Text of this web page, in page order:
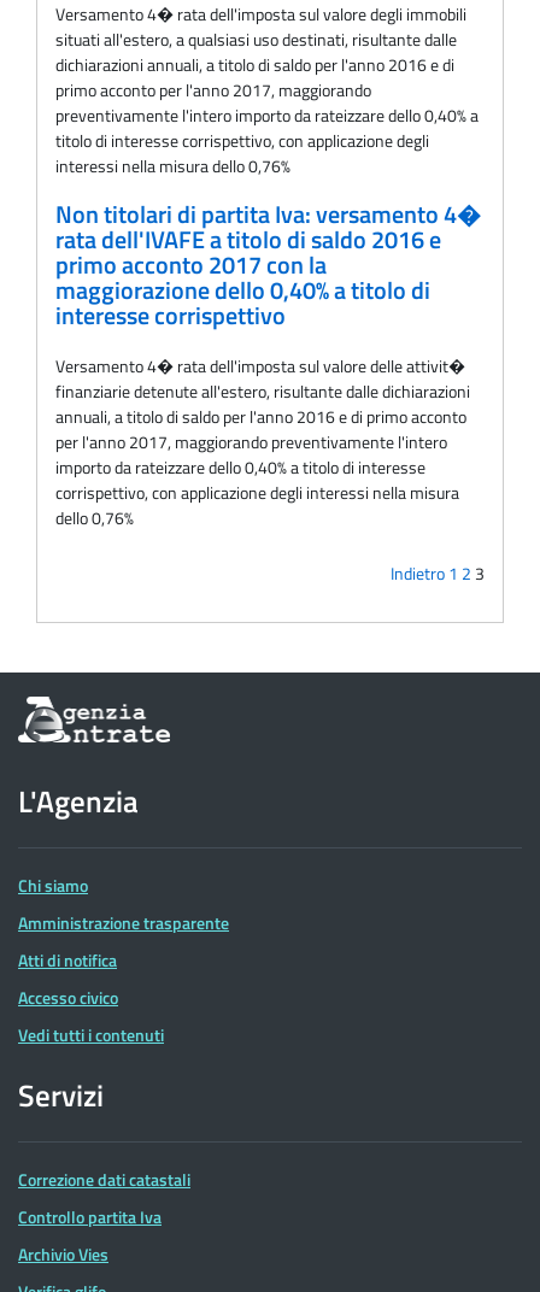
Versamento 4� rata dell'imposta sul valore degli immobili
situati all'estero, a qualsiasi uso destinati, risultante dalle
dichiarazioni annuali, a titolo di saldo per l'anno 2016 e di
primo acconto per l'anno 2017, maggiorando
preventivamente l'intero importo da rateizzare dello 0,40% a
titolo di interesse corrispettivo, con applicazione degli
interessi nella misura dello 0,76%
Non titolari di partita Iva: versamento 4�
rata dell'IVAFE a titolo di saldo 2016 e
primo acconto 2017 con la
maggiorazione dello 0,40% a titolo di
interesse corrispettivo
Versamento 4� rata dell'imposta sul valore delle attivit�
finanziarie detenute all'estero, risultante dalle dichiarazioni
annuali, a titolo di saldo per l'anno 2016 e di primo acconto
per l'anno 2017, maggiorando preventivamente l'intero
importo da rateizzare dello 0,40% a titolo di interesse
corrispettivo, con applicazione degli interessi nella misura
dello 0,76%
Indietro1 2 3
Informazioni
sul
dell'Agenzia
delle
Entrate
L'Agenzia
Chi siamo
Amministrazione trasparente
Atti di notifica
Accesso civico
Vedi tutti i contenuti
Servizi
Correzione dati catastali
Controllo partita Iva
Archivio Vies